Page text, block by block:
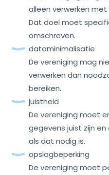
alleen verwerken
Dat doel moet
omschreven.
dataminimalisatie
De vereniging mag
verwerken dan
bereiken.
juistheid
De vereniging moet
gegevens juist zijn
als dat nodig is.
opslagbeperking
De vereniging moet